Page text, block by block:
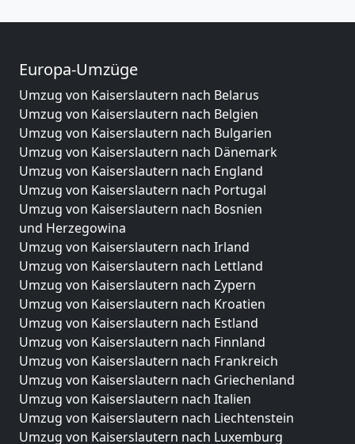
Europa-Umzüge
Umzug von Kaiserslautern nach Belarus
Umzug von Kaiserslautern nach Belgien
Umzug von Kaiserslautern nach Bulgarien
Umzug von Kaiserslautern nach Dänemark
Umzug von Kaiserslautern nach England
Umzug von Kaiserslautern nach Portugal
Umzug von Kaiserslautern nach Bosnien
und Herzegowina
Umzug von Kaiserslautern nach Irland
Umzug von Kaiserslautern nach Lettland
Umzug von Kaiserslautern nach Zypern
Umzug von Kaiserslautern nach Kroatien
Umzug von Kaiserslautern nach Estland
Umzug von Kaiserslautern nach Finnland
Umzug von Kaiserslautern nach Frankreich
Umzug von Kaiserslautern nach Griechenland
Umzug von Kaiserslautern nach Italien
Umzug von Kaiserslautern nach Liechtenstein
Umzug von Kaiserslautern nach Luxemburg